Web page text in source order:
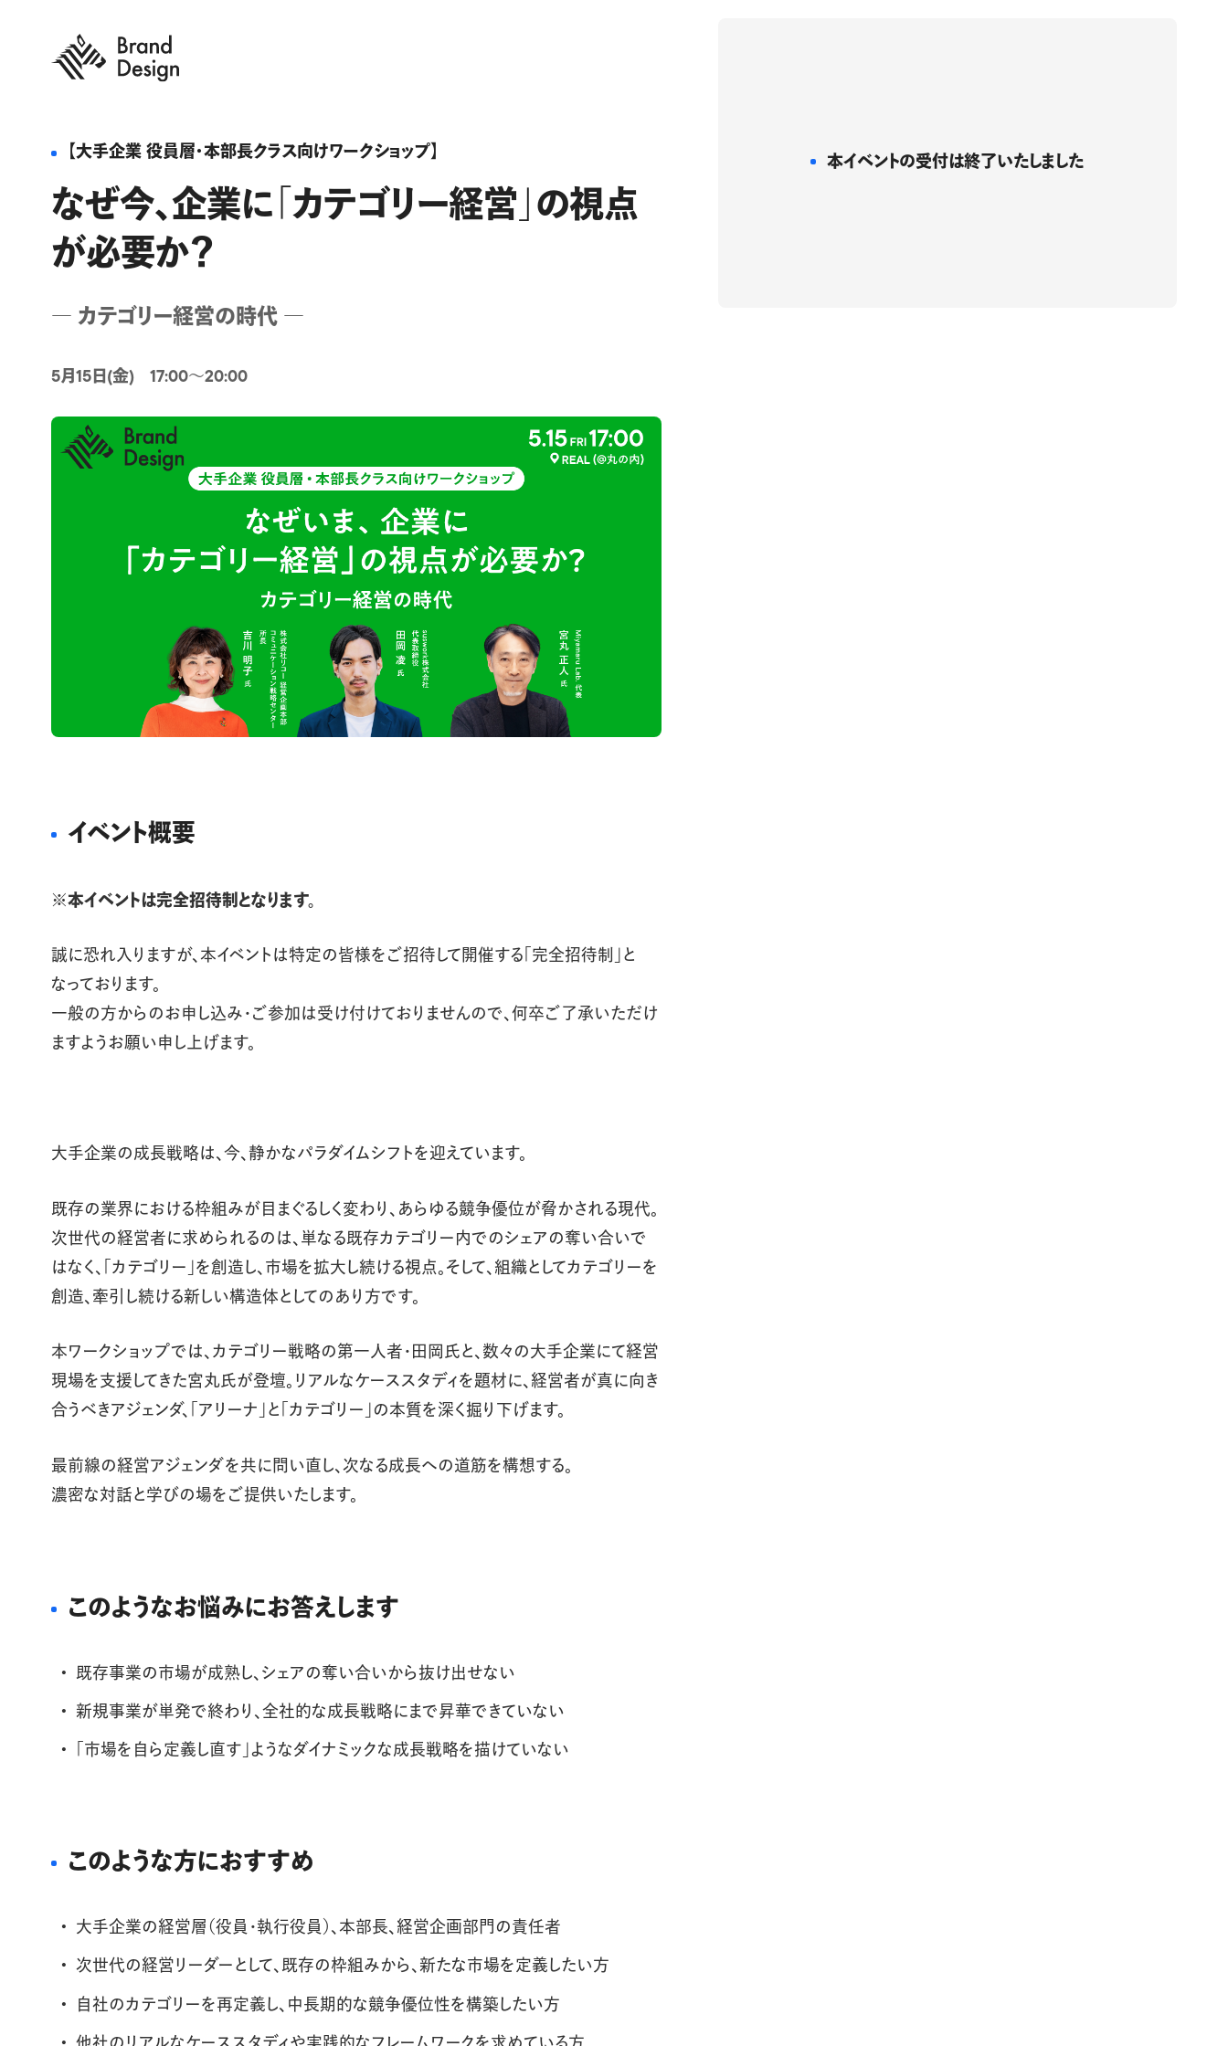
【大手企業 役員層・本部長クラス向けワークショップ】
なぜ今、企業に「カテゴリー経営」の視点
が必要か？
― カテゴリー経営の時代 ―
5月15日(金) 17:00〜20:00
イベント概要
※本イベントは完全招待制となります。
誠に恐れ入りますが、本イベントは特定の皆様をご招待して開催する「完全招待制」と
なっております。
一般の方からのお申し込み・ご参加は受け付けておりませんので、何卒ご了承いただけ
ますようお願い申し上げます。
大手企業の成長戦略は、今、静かなパラダイムシフトを迎えています。
既存の業界における枠組みが目まぐるしく変わり、あらゆる競争優位が脅かされる現代。
次世代の経営者に求められるのは、単なる既存カテゴリー内でのシェアの奪い合いで
はなく、「カテゴリー」を創造し、市場を拡大し続ける視点。そして、組織としてカテゴリーを
創造、牽引し続ける新しい構造体としてのあり方です。
本ワークショップでは、カテゴリー戦略の第一人者・田岡氏と、数々の大手企業にて経営
現場を支援してきた宮丸氏が登壇。リアルなケーススタディを題材に、経営者が真に向き
合うべきアジェンダ、「アリーナ」と「カテゴリー」の本質を深く掘り下げます。
最前線の経営アジェンダを共に問い直し、次なる成長への道筋を構想する。
濃密な対話と学びの場をご提供いたします。
このようなお悩みにお答えします
既存事業の市場が成熟し、シェアの奪い合いから抜け出せない
新規事業が単発で終わり、全社的な成長戦略にまで昇華できていない
「市場を自ら定義し直す」ようなダイナミックな成長戦略を描けていない
このような方におすすめ
大手企業の経営層（役員・執行役員）、本部長、経営企画部門の責任者
次世代の経営リーダーとして、既存の枠組みから、新たな市場を定義したい方
自社のカテゴリーを再定義し、中長期的な競争優位性を構築したい方
本イベントの受付は終了いたしました